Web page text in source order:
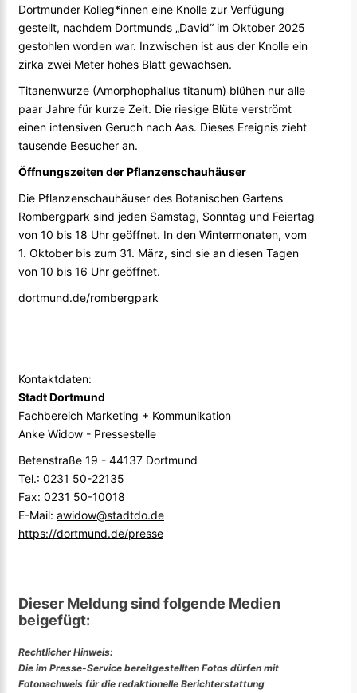
Dortmunder Kolleg*innen eine Knolle zur Verfügung
gestellt, nachdem Dortmunds „David“ im Oktober 2025
gestohlen worden war. Inzwischen ist aus der Knolle ein
zirka zwei Meter hohes Blatt gewachsen.
Titanenwurze (Amorphophallus titanum) blühen nur alle
paar Jahre für kurze Zeit. Die riesige Blüte verströmt
einen intensiven Geruch nach Aas. Dieses Ereignis zieht
tausende Besucher an.
Öffnungszeiten der Pflanzenschauhäuser
Die Pflanzenschauhäuser des Botanischen Gartens
Rombergpark sind jeden Samstag, Sonntag und Feiertag
von 10 bis 18 Uhr geöffnet. In den Wintermonaten, vom
1. Oktober bis zum 31. März, sind sie an diesen Tagen
von 10 bis 16 Uhr geöffnet.
dortmund.de/rombergpark
Kontaktdaten:
Stadt Dortmund
Fachbereich Marketing + Kommunikation
Anke Widow - Pressestelle
Betenstraße 19 - 44137 Dortmund
Tel.: 0231 50-22135
Fax: 0231 50-10018
E-Mail: awidow@stadtdo.de
https://dortmund.de/presse
Dieser Meldung sind folgende Medien
beigefügt:
Rechtlicher Hinweis:
Die im Presse-Service bereitgestellten Fotos dürfen mit
Fotonachweis für die redaktionelle Berichterstattung